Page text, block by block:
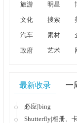
旅游 明星
文化 搜索
汽车 素材
政府 艺术
最新收录 一
必应|bing
Shutterfly|相册、